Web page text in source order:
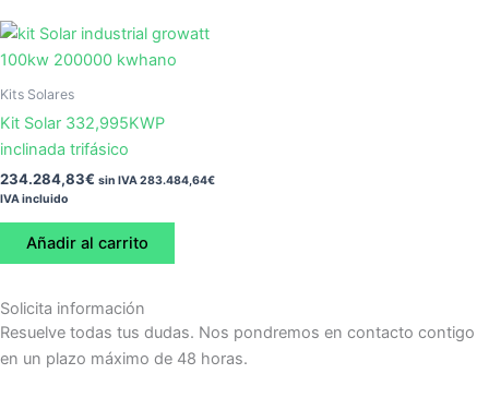
Kits Solares
Kit Solar 332,995KWP
inclinada trifásico
234.284,83€ sin IVA283.484,64€
IVA incluido
Añadir al carrito
Solicita información
Resuelve todas tus dudas. Nos pondremos en contacto contigo
en un plazo máximo de 48 horas.